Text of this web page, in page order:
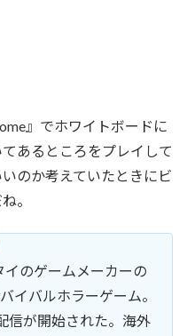
』でホワイトボードに
あるところをプレイして
のか考えていたときにビ
。
イのゲームメーカーの
イバルホラーゲーム。
信が開始された。海外